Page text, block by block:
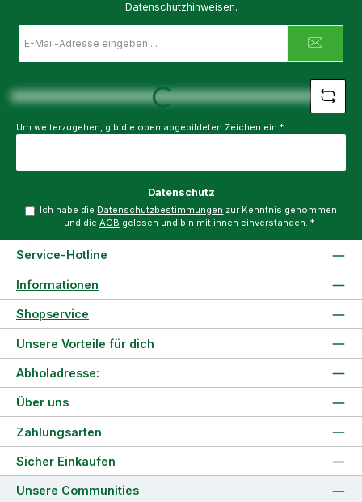
Datenschutzhinweisen.
Mail-
Adresse
Loading...
Um weiterzugehen, gib die oben abgebildeten Zeichen ein *
Datenschutz
Ich habe die Datenschutzbestimmungen zur Kenntnis genommen
und die AGB gelesen und bin mit ihnen einverstanden. *
Service-Hotline
Informationen
Shopservice
Unsere Vorteile für dich
Über uns
Zahlungsarten
Abholadresse:
Sicher Einkaufen
Unsere Communities